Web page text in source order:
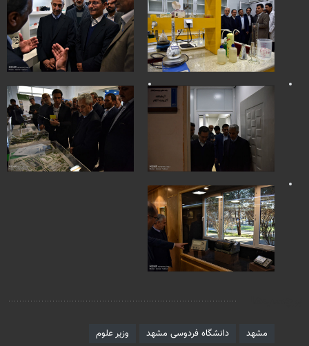
مشهد دانشگاه فردوسی مشهد وزیر علوم